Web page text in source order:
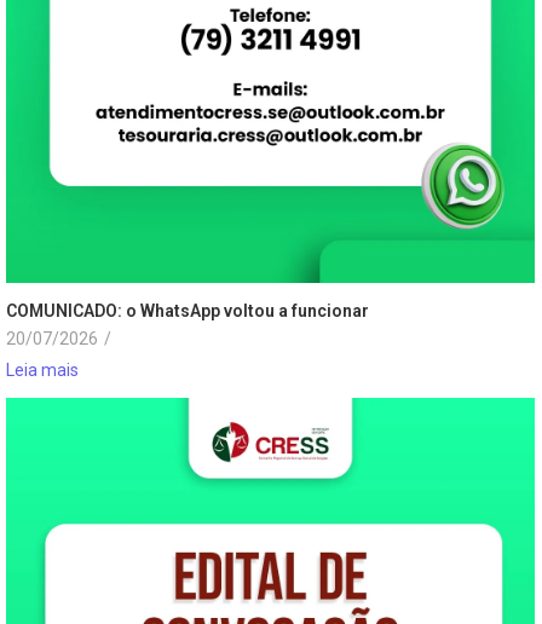
COMUNICADO: o WhatsApp voltou a funcionar
20/07/2026 /
Leia mais